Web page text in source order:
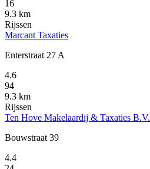
16
9.3 km
Rijssen
Marcant Taxaties
Enterstraat 27 A
4.6
94
9.3 km
Rijssen
Ten Hove Makelaardij & Taxaties B.V.
Bouwstraat 39
4.4